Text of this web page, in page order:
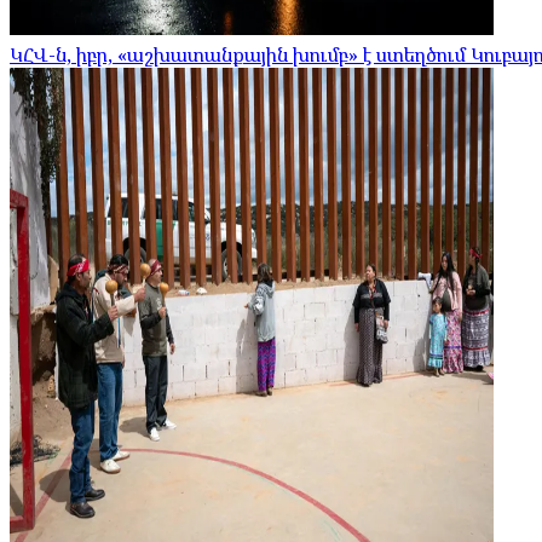
ԿՀՎ-ն, իբր, «աշխատանքային խումբ» է ստեղծում